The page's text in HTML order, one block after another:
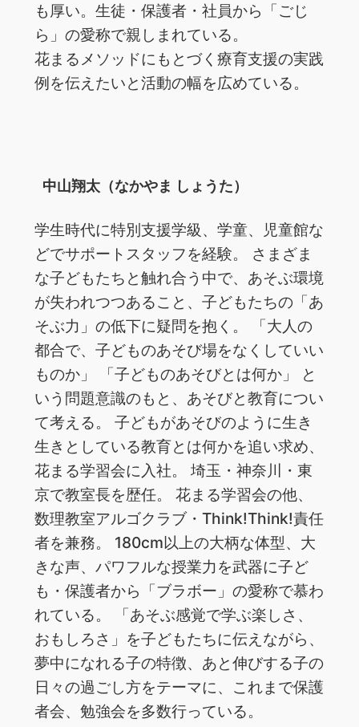
も厚い。生徒・保護者・社員から「ごじ
ら」の愛称で親しまれている。
花まるメソッドにもとづく療育支援の実践
例を伝えたいと活動の幅を広めている。
中山翔太（なかやま しょうた）
学生時代に特別支援学級、学童、児童館な
どでサポートスタッフを経験。 さまざま
な子どもたちと触れ合う中で、あそぶ環境
が失われつつあること、子どもたちの「あ
そぶ力」の低下に疑問を抱く。 「大人の
都合で、子どものあそび場をなくしていい
ものか」 「子どものあそびとは何か」 と
いう問題意識のもと、あそびと教育につい
て考える。 子どもがあそびのように生き
生きとしている教育とは何かを追い求め、
花まる学習会に入社。 埼玉・神奈川・東
京で教室長を歴任。 花まる学習会の他、
数理教室アルゴクラブ・Think!Think!責任
者を兼務。 180cm以上の大柄な体型、大
きな声、パワフルな授業力を武器に子ど
も・保護者から「ブラボー」の愛称で慕わ
れている。 「あそぶ感覚で学ぶ楽しさ、
おもしろさ」を子どもたちに伝えながら、
夢中になれる子の特徴、あと伸びする子の
日々の過ごし方をテーマに、これまで保護
者会、勉強会を多数行っている。